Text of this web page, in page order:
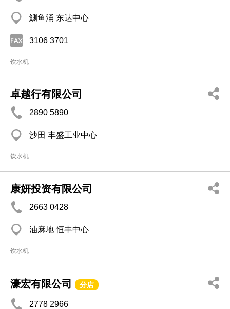
鰂鱼涌 东达中心
3106 3701
饮水机
卓越行有限公司
2890 5890
沙田 丰盛工业中心
饮水机
康妍投资有限公司
2663 0428
油麻地 恒丰中心
饮水机
濠宏有限公司 分店
2778 2966